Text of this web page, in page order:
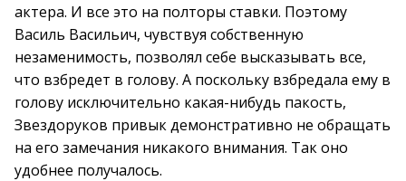
актера. И все это на полторы ставки. Поэтому
Василь Васильич, чувствуя собственную
незаменимость, позволял себе высказывать все,
что взбредет в голову. А поскольку взбредала ему в
голову исключительно какая-нибудь пакость,
Звездоруков привык демонстративно не обращать
на его замечания никакого внимания. Так оно
удобнее получалось.